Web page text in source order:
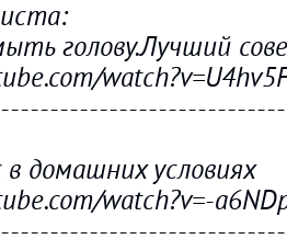
голову.Лучший
в домашних условиях
watch?v=-